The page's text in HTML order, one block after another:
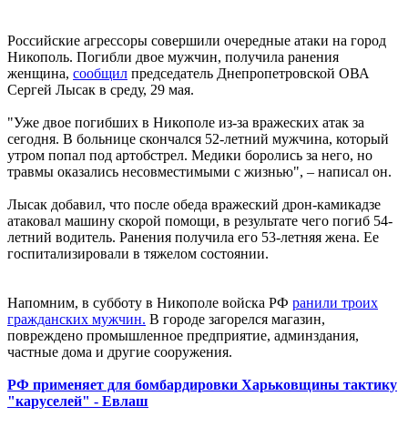
Российские агрессоры совершили очередные атаки на город
Никополь. Погибли двое мужчин, получила ранения
женщина, сообщил председатель Днепропетровской ОВА
Сергей Лысак в среду, 29 мая.
"Уже двое погибших в Никополе из-за вражеских атак за
сегодня. В больнице скончался 52-летний мужчина, который
утром попал под артобстрел. Медики боролись за него, но
травмы оказались несовместимыми с жизнью", – написал он.
Лысак добавил, что после обеда вражеский дрон-камикадзе
атаковал машину скорой помощи, в результате чего погиб 54-
летний водитель. Ранения получила его 53-летняя жена. Ее
госпитализировали в тяжелом состоянии.
Напомним, в субботу в Никополе войска РФ ранили троих
гражданских мужчин. В городе загорелся магазин,
повреждено промышленное предприятие, админздания,
частные дома и другие сооружения.
РФ применяет для бомбардировки Харьковщины тактику
"каруселей" - Евлаш